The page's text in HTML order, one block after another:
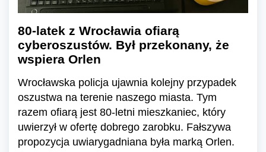
80-latek z Wrocławia ofiarą
cyberoszustów. Był przekonany, że
wspiera Orlen
Wrocławska policja ujawnia kolejny przypadek
oszustwa na terenie naszego miasta. Tym
razem ofiarą jest 80-letni mieszkaniec, który
uwierzył w ofertę dobrego zarobku. Fałszywa
propozycja uwiarygadniana była marką Orlen.